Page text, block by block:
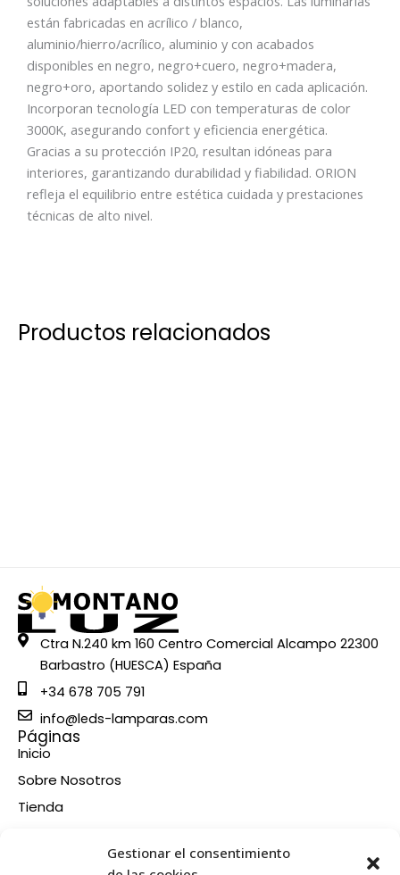
Gestionar el consentimiento
están fabricadas en acrílico / blanco,
aluminio/hierro/acrílico, aluminio y con acabados
disponibles en negro, negro+cuero, negro+madera,
negro+oro, aportando solidez y estilo en cada aplicación.
Incorporan tecnología LED con temperaturas de color
3000K, asegurando confort y eficiencia energética.
Gracias a su protección IP20, resultan idóneas para
interiores, garantizando durabilidad y fiabilidad. ORION
refleja el equilibrio entre estética cuidada y prestaciones
técnicas de alto nivel.
Productos relacionados
Ctra N.240 km 160 Centro Comercial Alcampo 22300
Barbastro (HUESCA) España
+34 678 705 791
info@leds-lamparas.com
Páginas
Inicio
Sobre Nosotros
Tienda
Información